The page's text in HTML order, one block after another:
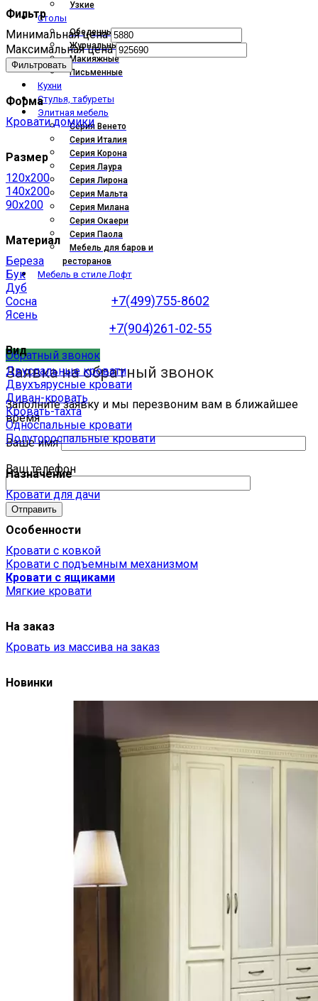
Узкие
Столы
Обеденные
Журнальные
Макияжные
Письменные
Кухни
Стулья, табуреты
Элитная мебель
Серия Венето
Серия Италия
Серия Корона
Серия Лаура
Серия Лирона
Серия Мальта
Серия Милана
Серия Окаери
Серия Паола
Мебель для баров и
ресторанов
Мебель в стиле Лофт
+7(499)755-8602
+7(904)261-02-55
Обратный звонок
Заявка на обратный звонок
Заполните заявку и мы перезвоним вам в ближайшее
время
Ваше имя
Ваш телефон
Фильтр
Минимальная цена
Максимальная цена
Фильтровать
Форма
Кровати домики
Размер
120x200
140x200
90x200
Материал
Береза
Бук
Дуб
Сосна
Ясень
Вид
Двуспальные кровати
Двухъярусные кровати
Диван-кровать
Кровать-тахта
Односпальные кровати
Полутороспальные кровати
Назначение
Кровати для дачи
Особенности
Кровати с ковкой
Кровати с подъемным механизмом
Кровати с ящиками
Мягкие кровати
На заказ
Кровать из массива на заказ
Новинки